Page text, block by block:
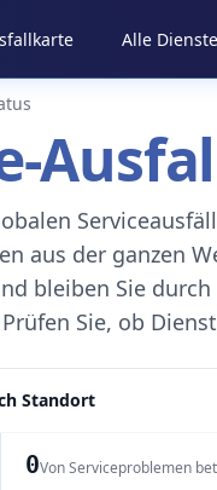
Alle
aus der ganzen
bleiben Sie
Sie, ob
Standort
0Von Serviceproblemen